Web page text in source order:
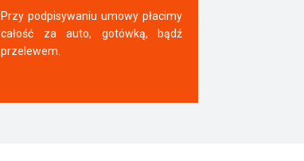
Przy podpisywaniu umowy płacimy
całość za auto, gotówką, bądź
przelewem.